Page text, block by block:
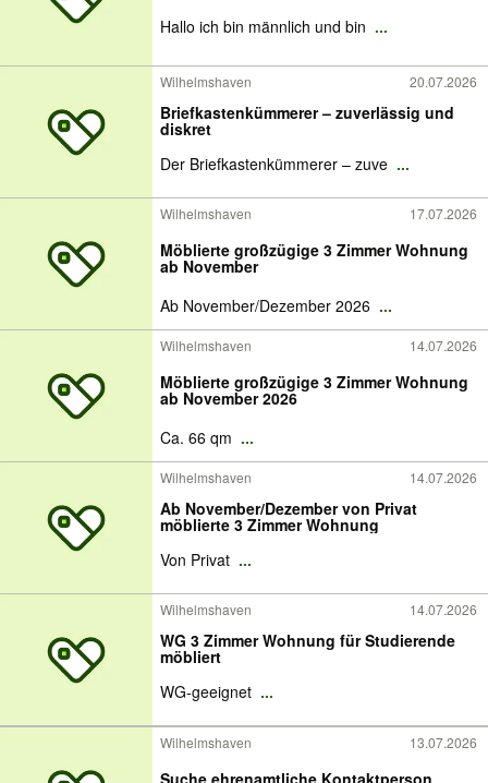
Hallo ich bin männlich und bin ...
Wilhelmshaven 20.07.2026
Briefkastenkümmerer – zuverlässig und
diskret
Der Briefkastenkümmerer – zuve ...
Wilhelmshaven 17.07.2026
Möblierte großzügige 3 Zimmer Wohnung
ab November
Ab November/Dezember 2026 ...
Wilhelmshaven 14.07.2026
Möblierte großzügige 3 Zimmer Wohnung
ab November 2026
Ca. 66 qm ...
Wilhelmshaven 14.07.2026
Ab November/Dezember von Privat
möblierte 3 Zimmer Wohnung
Von Privat ...
Wilhelmshaven 14.07.2026
WG 3 Zimmer Wohnung für Studierende
möbliert
WG-geeignet ...
Wilhelmshaven 13.07.2026
Suche ehrenamtliche Kontaktperson